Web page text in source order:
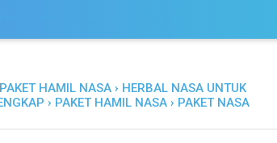
HAMIL NASA › HERBAL NASA UNTUK
› PAKET HAMIL NASA › PAKET NASA